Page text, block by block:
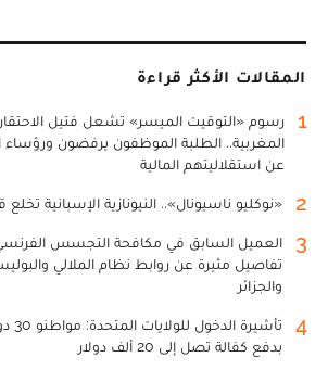
المقالات الأكثر قراءة
1
رسوم «التوقيت الميسر» تشعل فتيل
المغربية.. الطلبة الموظفون يرفضون ورؤساء
عن استقلاليتهم المالية
2 «نوكليو ناسيونال».. النيونازية الإسبانية تخلع
3
العميل السابق في مكافحة التجسس
تفاصيل مثيرة عن روابط نظام الملالي
والجزائر
4
بدفع كفالة تصل إلى 20 ألف دولار